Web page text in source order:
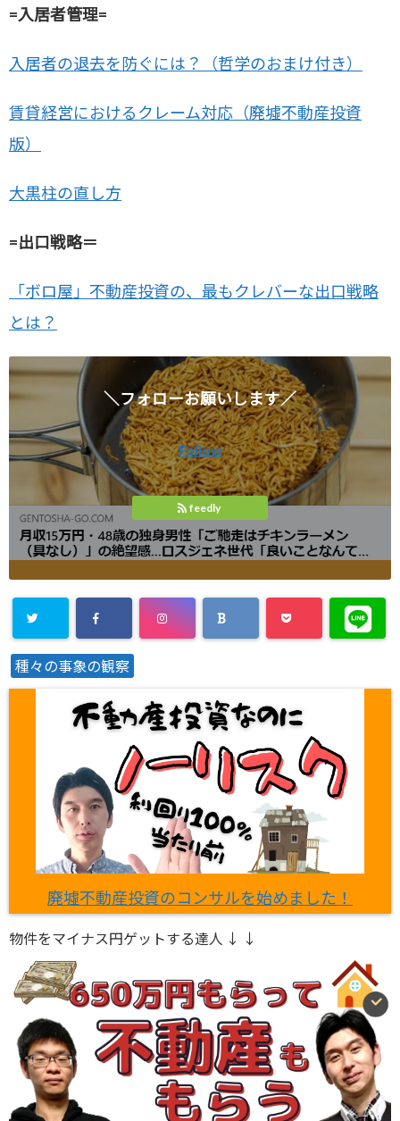
=入居者管理=
入居者の退去を防ぐには？（哲学のおまけ付き）
賃貸経営におけるクレーム対応（廃墟不動産投資
版）
大黒柱の直し方
=出口戦略＝
「ボロ屋」不動産投資の、最もクレバーな出口戦略
とは？
＼フォローお願いします／
Follow
feedly
種々の事象の観察
廃墟不動産投資のコンサルを始めました！
物件をマイナス円ゲットする達人 ↓ ↓